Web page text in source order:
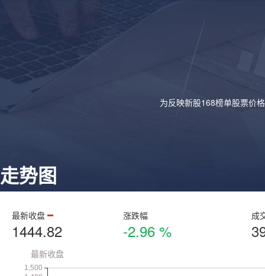
为反映新股168榜单股票价
走势图
最新收盘
1444.82
涨跌幅
-2.96 %
成